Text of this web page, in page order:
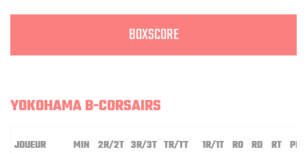
BOXSCORE
YOKOHAMA B-CORSAIRS
JOUEUR MIN 2R/2T 3R/3T TR/TT 1R/1T RO RD RT PD